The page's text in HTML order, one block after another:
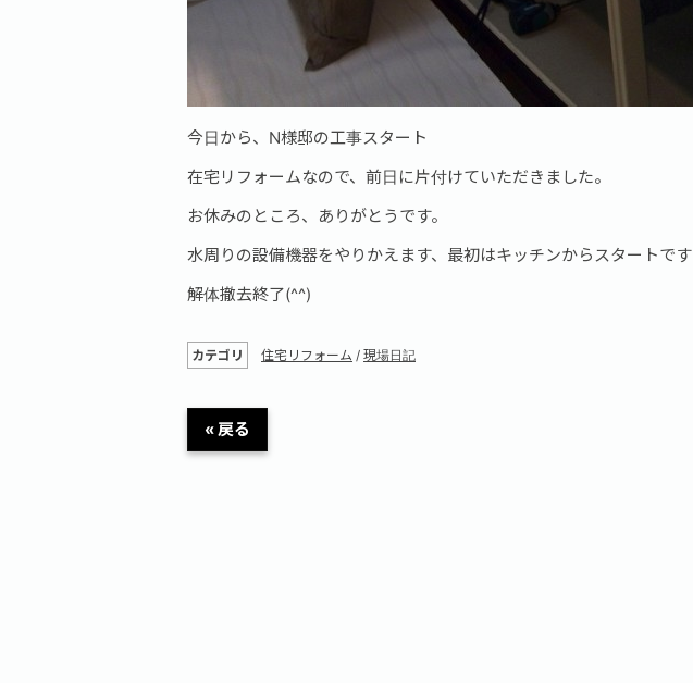
今日から、N様邸の工事スタート
在宅リフォームなので、前日に片付けていただきました。
お休みのところ、ありがとうです。
水周りの設備機器をやりかえます、最初はキッチンからスタートです
解体撤去終了(^^)
カテゴリ 住宅リフォーム / 現場日記
« 戻る